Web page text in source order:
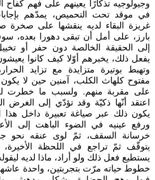
وجيولوجيه تذكارًا يعينهم على فهم كفاح
في موقد تحت التحميص، يمدّهم
غريزة البقاء لديه ينقشها على
بارز، على أمل أن تبقى دهورا بعده،
إلى الحقيقة الخالصة دون حفر أو
يفعل ذلك، يخبرهم أوّلا كيف كانوا
وتهبط بوتيرة متزايدة مع تزايد
مفتوح كلهاث الكلب، آمنين حين لا
على مقربة منهم. ولسبب ما خطرت
اعتقد أنّها ذكيّة وقد تؤدّي إلى الغرض
يكون ذلك عبر صياغة تعبيرة داخل هذا
ورفع عينيه في الضوء الباهت إلى
خرسانة السقف، ثمّ لوى عنقه نحو
يتوقّف ثمّ تراجع في اللحظة
يستطيع فعل ذلك ولو أراد، ماذا لديه
خطوط حياته مرّت بتجربتين، واحدة